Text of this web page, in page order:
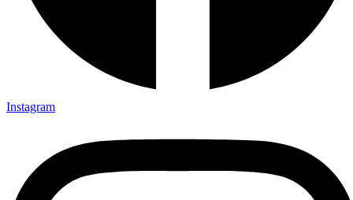
Instagram